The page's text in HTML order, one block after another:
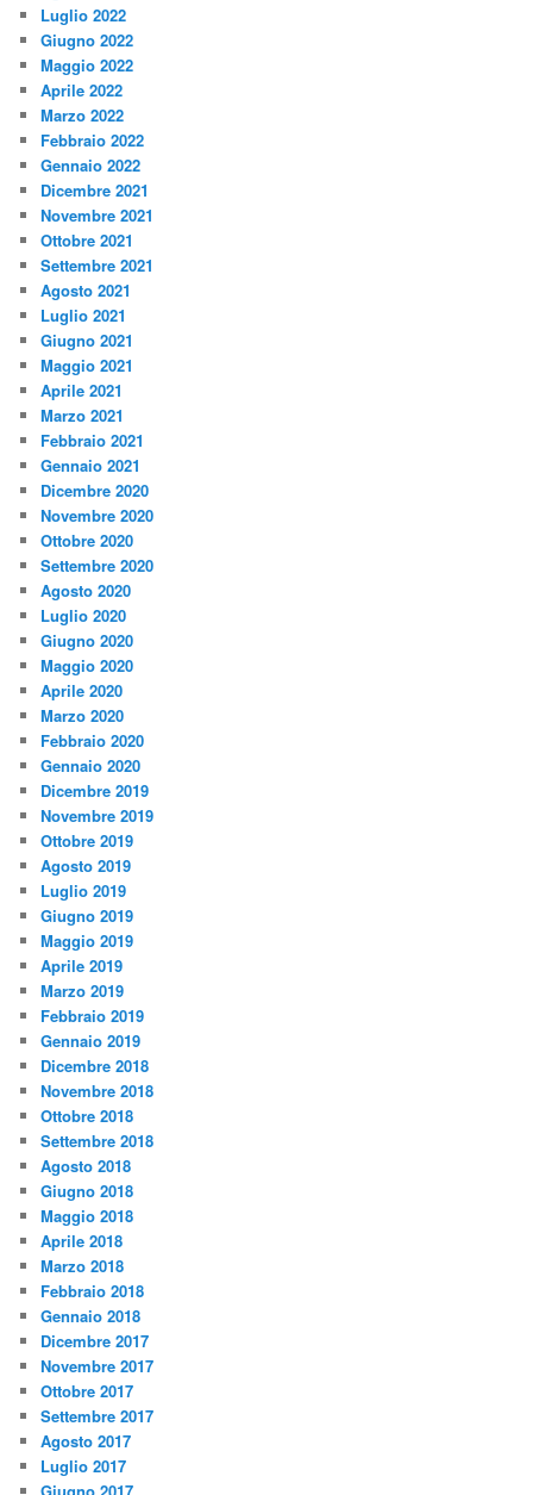
Luglio 2022
Giugno 2022
Maggio 2022
Aprile 2022
Marzo 2022
Febbraio 2022
Gennaio 2022
Dicembre 2021
Novembre 2021
Ottobre 2021
Settembre 2021
Agosto 2021
Luglio 2021
Giugno 2021
Maggio 2021
Aprile 2021
Marzo 2021
Febbraio 2021
Gennaio 2021
Dicembre 2020
Novembre 2020
Ottobre 2020
Settembre 2020
Agosto 2020
Luglio 2020
Giugno 2020
Maggio 2020
Aprile 2020
Marzo 2020
Febbraio 2020
Gennaio 2020
Dicembre 2019
Novembre 2019
Ottobre 2019
Agosto 2019
Luglio 2019
Giugno 2019
Maggio 2019
Aprile 2019
Marzo 2019
Febbraio 2019
Gennaio 2019
Dicembre 2018
Novembre 2018
Ottobre 2018
Settembre 2018
Agosto 2018
Giugno 2018
Maggio 2018
Aprile 2018
Marzo 2018
Febbraio 2018
Gennaio 2018
Dicembre 2017
Novembre 2017
Ottobre 2017
Settembre 2017
Agosto 2017
Luglio 2017